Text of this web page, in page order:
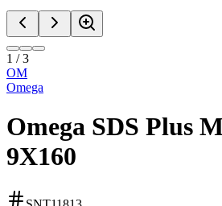
1 /3
OM
Omega
Omega SDS Plus
9X160